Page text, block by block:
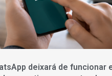
deixará de funcionar